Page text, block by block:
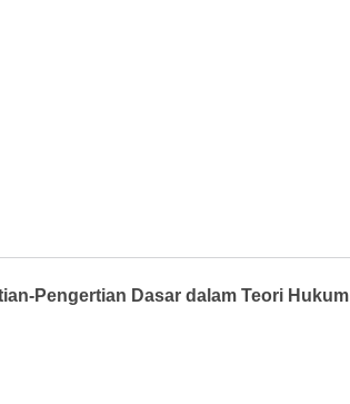
Pengertian Dasar dalam Teori Hukum